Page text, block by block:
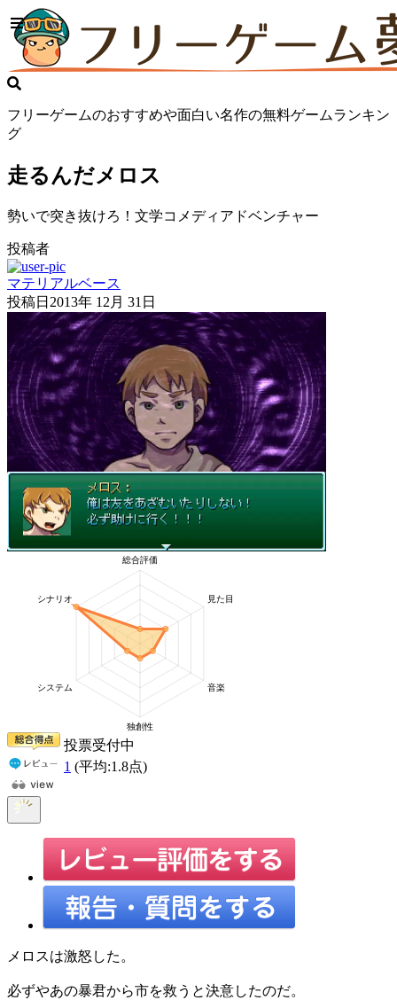
フリーゲームのおすすめや面白い名作の無料ゲームランキン
グ
走るんだメロス
勢いで突き抜けろ！文学コメディアドベンチャー
投稿者
マテリアルベース
投稿日 2013年 12月 31日
投票受付中
1 (平均:1.8点)
メロスは激怒した。
必ずやあの暴君から市を救うと決意したのだ。